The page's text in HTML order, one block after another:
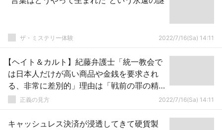
ザ・ミステリー体験 2022/7/16(Sa) 14:11
【ヘイト＆カルト】紀藤弁護士「統一教会で
は日本人だけが高い商品や金銭を要求され
る、非常に差別的」理由は「戦前の罪の精
算」正義の見方 2022/7/16(Sa) 14:11
キャッシュレス決済が浸透してきて硬貨製